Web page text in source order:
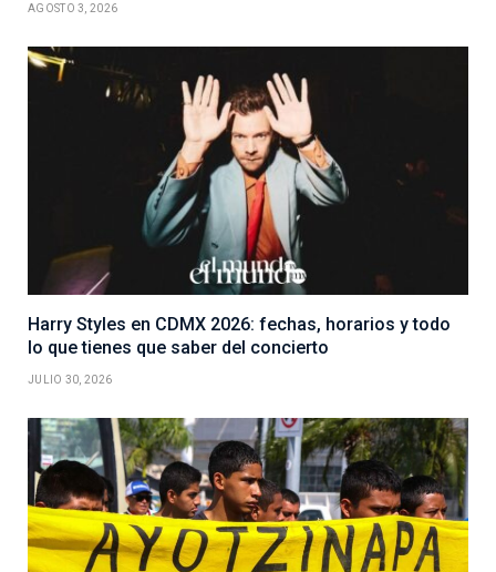
AGOSTO 3, 2026
Harry Styles en CDMX 2026: fechas, horarios y todo
lo que tienes que saber del concierto
JULIO 30, 2026